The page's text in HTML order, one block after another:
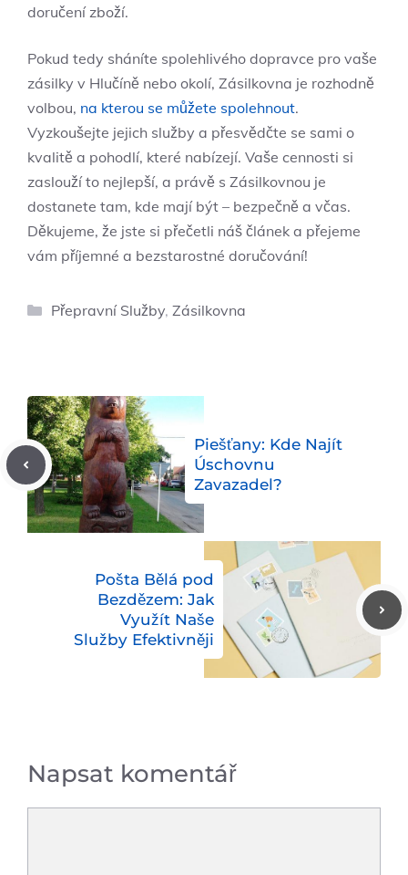
doručení zboží.
Pokud tedy sháníte spolehlivého dopravce pro vaše
zásilky v Hlučíně nebo okolí, Zásilkovna je rozhodně
volbou, na kterou se můžete spolehnout.
Vyzkoušejte jejich služby a přesvědčte se sami o
kvalitě a pohodlí, které nabízejí. Vaše cennosti si
zaslouží to nejlepší, a právě s Zásilkovnou je
dostanete tam, kde mají být – bezpečně a včas.
Děkujeme, že jste si přečetli náš článek a přejeme
vám příjemné a bezstarostné doručování!
Rubriky
Přepravní Služby, Zásilkovna
Piešťany: Kde Najít
Úschovnu
Zavazadel?
Pošta Bělá pod
Bezdězem: Jak
Využít Naše
Služby Efektivněji
Napsat komentář